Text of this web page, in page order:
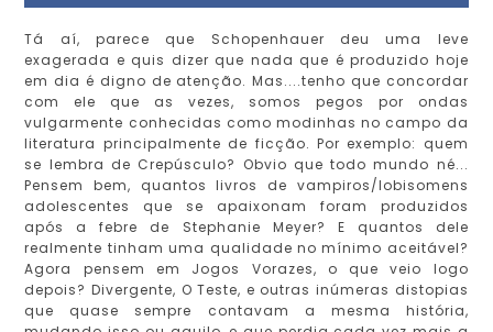
Tá aí, parece que Schopenhauer deu uma leve
exagerada e quis dizer que nada que é produzido hoje
em dia é digno de atenção. Mas....tenho que concordar
com ele que as vezes, somos pegos por ondas
vulgarmente conhecidas como modinhas no campo da
literatura principalmente de ficção. Por exemplo: quem
se lembra de Crepúsculo? Obvio que todo mundo né...
Pensem bem, quantos livros de vampiros/lobisomens
adolescentes que se apaixonam foram produzidos
após a febre de Stephanie Meyer? E quantos dele
realmente tinham uma qualidade no mínimo aceitável?
Agora pensem em Jogos Vorazes, o que veio logo
depois? Divergente, O Teste, e outras inúmeras distopias
que quase sempre contavam a mesma história,